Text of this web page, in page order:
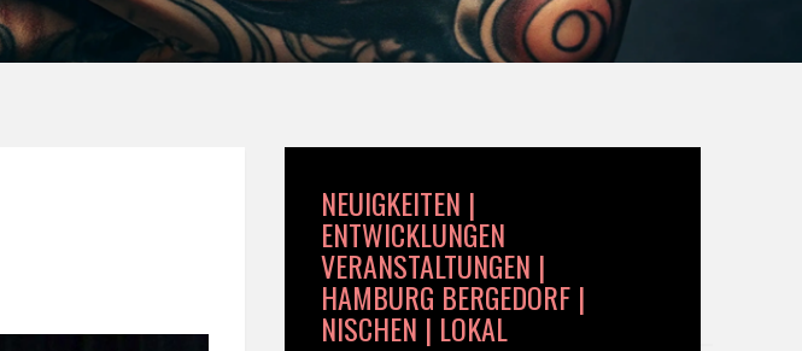
NEUIGKEITEN |
ENTWICKLUNGEN
VERANSTALTUNGEN |
HAMBURG BERGEDORF |
NISCHEN | LOKAL